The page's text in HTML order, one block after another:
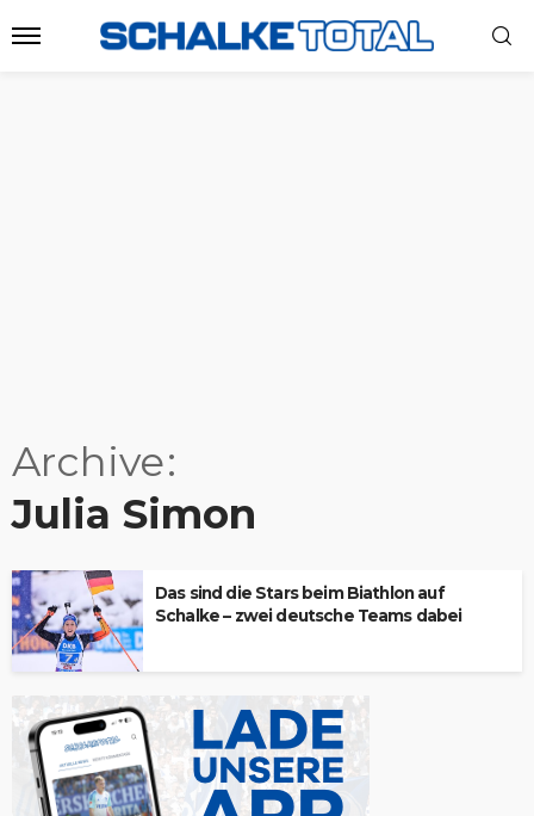
Archive
Julia Simon
Das sind die Stars beim Biathlon auf
Schalke – zwei deutsche Teams dabei